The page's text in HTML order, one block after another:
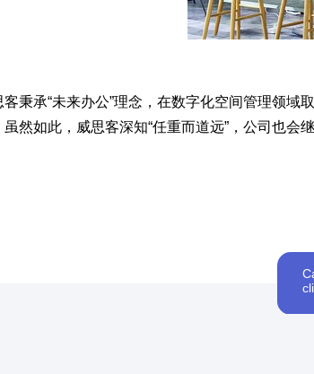
秉承“未来办公”理念，在数字化空间管理领
然如此，威思客深知“任重而道远”，公司也会